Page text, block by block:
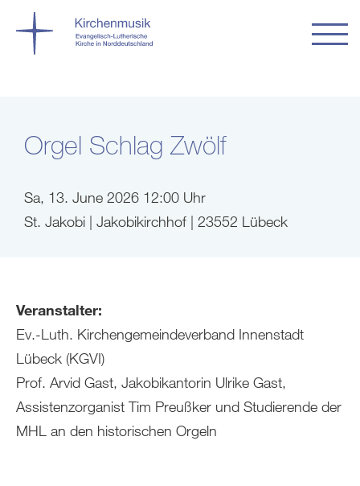
Orgel Schlag Zwölf
Sa, 13. June 2026 12:00 Uhr
St. Jakobi | Jakobikirchhof | 23552 Lübeck
Veranstalter:
Ev.-Luth. Kirchengemeindeverband Innenstadt
Lübeck (KGVI)
Prof. Arvid Gast, Jakobikantorin Ulrike Gast,
Assistenzorganist Tim Preußker und Studierende der
MHL an den historischen Orgeln